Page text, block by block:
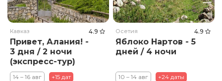
Кавказ 4.9
Привет, Алания! -
3 дня / 2 ночи
(экспресс-тур)
14 – 16 авг +15 дат
Осетия 4.9
Яблоко Нартов - 5
дней / 4 ночи
10 – 14 авг +24 даты